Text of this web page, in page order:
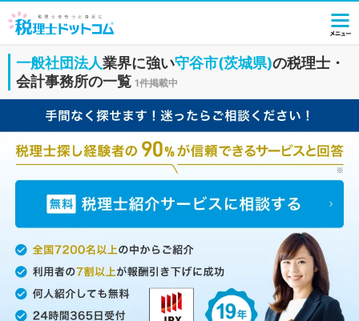
一般社団法人業界に強い守谷市(茨城県)の税理士・
会計事務所の一覧 1件掲載中